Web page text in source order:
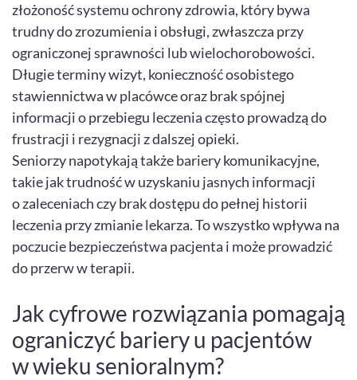
złożoność systemu ochrony zdrowia, który bywa
trudny do zrozumienia i obsługi, zwłaszcza przy
ograniczonej sprawności lub wielochorobowości.
Długie terminy wizyt, konieczność osobistego
stawiennictwa w placówce oraz brak spójnej
informacji o przebiegu leczenia często prowadzą do
frustracji i rezygnacji z dalszej opieki.
Seniorzy napotykają także bariery komunikacyjne,
takie jak trudność w uzyskaniu jasnych informacji
o zaleceniach czy brak dostępu do pełnej historii
leczenia przy zmianie lekarza. To wszystko wpływa na
poczucie bezpieczeństwa pacjenta i może prowadzić
do przerw w terapii.
Jak cyfrowe rozwiązania pomagają
ograniczyć bariery u pacjentów
w wieku senioralnym?